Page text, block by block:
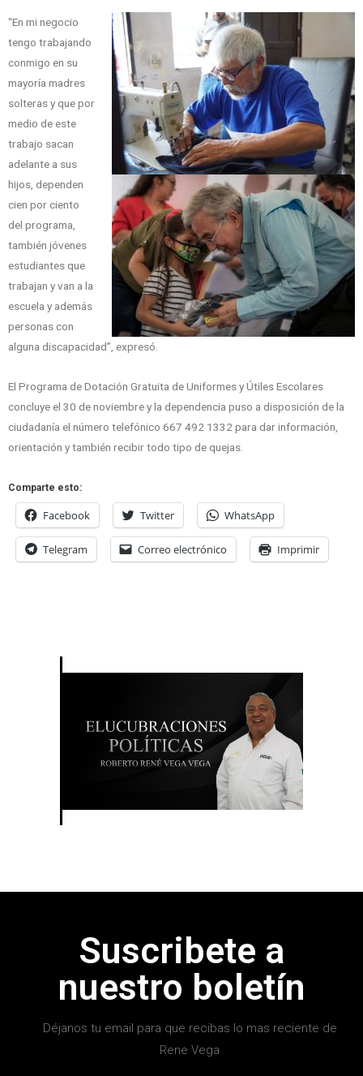
“En mi negocio
tengo trabajando
conmigo en su
mayoría madres
solteras y que por
medio de este
trabajo sacan
adelante a sus
hijos, dependen
cien por ciento
del programa,
también jóvenes
estudiantes que
trabajan y van a la
escuela y además
personas con
alguna discapacidad”, expresó.
El Programa de Dotación Gratuita de Uniformes y Útiles Escolares
concluye el 30 de noviembre y la dependencia puso a disposición de la
ciudadanía el número telefónico 667 492 1332 para dar información,
orientación y también recibir todo tipo de quejas.
Comparte esto:
Facebook Twitter WhatsApp
Telegram Correo electrónico Imprimir
Suscribete a
nuestro boletín
Déjanos tu email para que recibas lo mas reciente de
Rene Vega